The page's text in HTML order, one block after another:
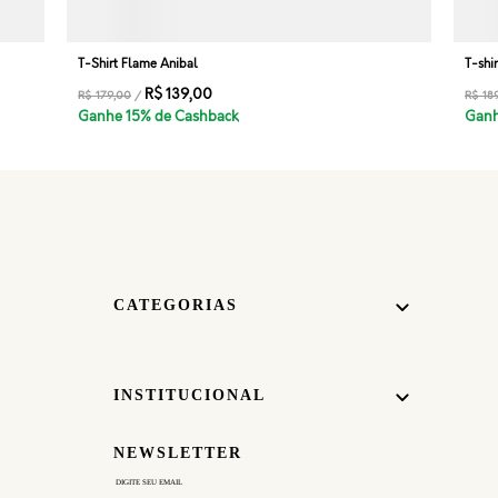
WHATSAPP
T-Shirt Flame Anibal
R$ 179,00 / R$ 139,00
Ganhe 15% de Cashback
T-
R$
CATEGORIAS
INSTITUCIONAL
NEWSLETTER